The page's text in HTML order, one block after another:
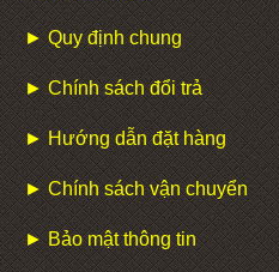
► Quy định chung
► Chính sách đổi trả
► Hướng dẫn đặt hàng
► Chính sách vận chuyển
► Bảo mật thông tin